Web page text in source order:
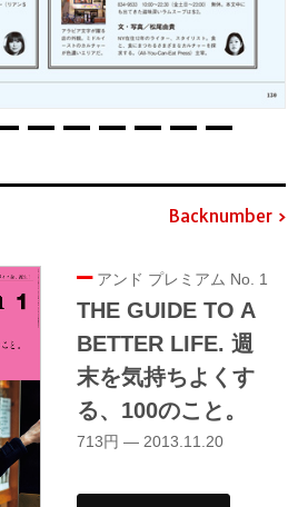
Backnumber
アンド プレミアム No. 1
THE GUIDE TO A
BETTER LIFE. 週
末を気持ちよくす
る、100のこと。
713円 — 2013.11.20